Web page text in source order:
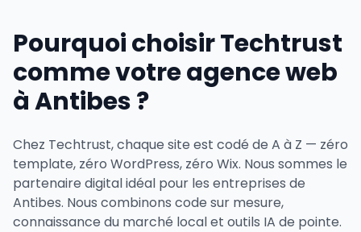
Pourquoi choisir Techtrust
comme votre agence web
à Antibes ?
Chez Techtrust, chaque site est codé de A à Z — zéro
template, zéro WordPress, zéro Wix. Nous sommes le
partenaire digital idéal pour les entreprises de
Antibes. Nous combinons code sur mesure,
connaissance du marché local et outils IA de pointe.